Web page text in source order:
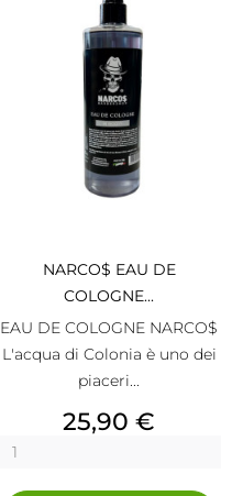
NARCO$ EAU DE
COLOGNE...
EAU DE COLOGNE NARCO$
L'acqua di Colonia è uno dei
piaceri...
Prezzo
25,90 €